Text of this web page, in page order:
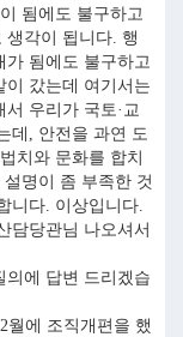
됨에도 불구하고
생각이 됩니다. 행
가 됨에도 불구하고
이 갔는데 여기서는
우리가 국토·교
데, 안전을 과연 도
치와 문화를 합치
명이 좀 부족한 것
니다. 이상입니다.
담당관님 나오셔서
의에 답변 드리겠습
월에 조직개편을 했